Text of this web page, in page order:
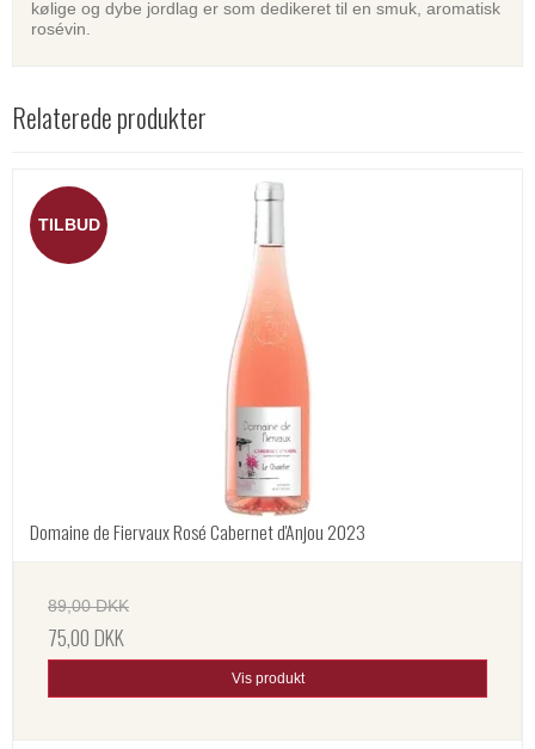
kølige og dybe jordlag er som dedikeret til en smuk, aromatisk
rosévin.
Relaterede produkter
TILBUD
Domaine de Fiervaux Rosé Cabernet d'Anjou 2023
89,00 DKK
75,00 DKK
Vis produkt